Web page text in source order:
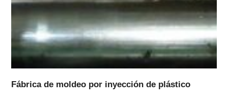
Fábrica de moldeo por inyección de plástico